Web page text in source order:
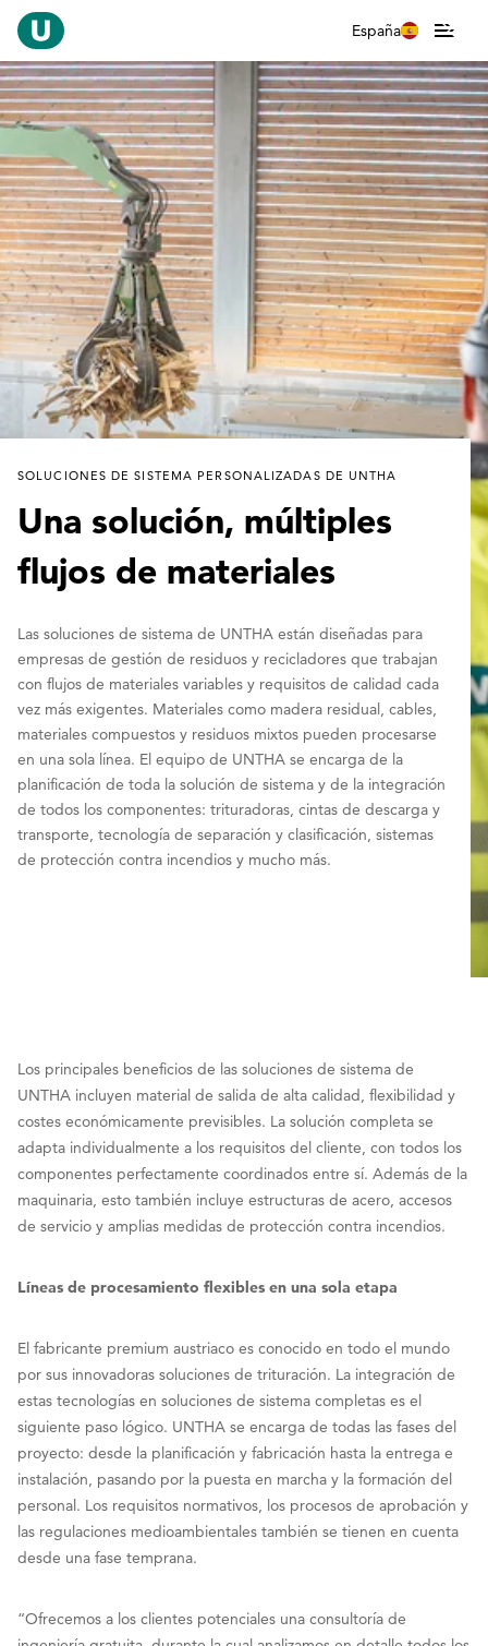
España
SOLUCIONES DE SISTEMA PERSONALIZADAS DE UNTHA
Una solución, múltiples
flujos de materiales
Las soluciones de sistema de UNTHA están diseñadas para
empresas de gestión de residuos y recicladores que trabajan
con flujos de materiales variables y requisitos de calidad cada
vez más exigentes. Materiales como madera residual, cables,
materiales compuestos y residuos mixtos pueden procesarse
en una sola línea. El equipo de UNTHA se encarga de la
planificación de toda la solución de sistema y de la integración
de todos los componentes: trituradoras, cintas de descarga y
transporte, tecnología de separación y clasificación, sistemas
de protección contra incendios y mucho más.
Los principales beneficios de las soluciones de sistema de
UNTHA incluyen material de salida de alta calidad, flexibilidad y
costes económicamente previsibles. La solución completa se
adapta individualmente a los requisitos del cliente, con todos los
componentes perfectamente coordinados entre sí. Además de la
maquinaria, esto también incluye estructuras de acero, accesos
de servicio y amplias medidas de protección contra incendios.
Líneas de procesamiento flexibles en una sola etapa
El fabricante premium austriaco es conocido en todo el mundo
por sus innovadoras soluciones de trituración. La integración de
estas tecnologías en soluciones de sistema completas es el
siguiente paso lógico. UNTHA se encarga de todas las fases del
proyecto: desde la planificación y fabricación hasta la entrega e
instalación, pasando por la puesta en marcha y la formación del
personal. Los requisitos normativos, los procesos de aprobación y
las regulaciones medioambientales también se tienen en cuenta
desde una fase temprana.
“Ofrecemos a los clientes potenciales una consultoría de